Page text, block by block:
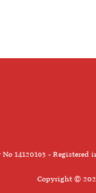
14120163 -
Copyright ©